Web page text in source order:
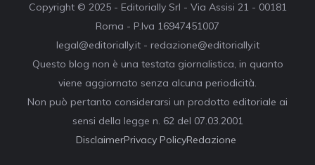
Copyright © 2025 - Editorially Srl - Via Assisi 21 - 00181
Roma - P.Iva 16947451007
legal@editorially.it - redazione@editorially.it
Questo blog non è una testata giornalistica, in quanto
viene aggiornato senza alcuna periodicità.
Non può pertanto considerarsi un prodotto editoriale ai
sensi della legge n. 62 del 07.03.2001
DisclaimerPrivacy PolicyRedazione